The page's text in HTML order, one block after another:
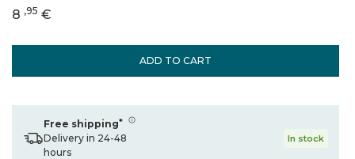
ADD TO CART
8 ,95 €
Free shipping*
Delivery in 24-48
hours
In stock